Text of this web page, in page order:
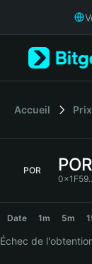
Русский
Italiano
Bahasa Indonesia
हिन्दी
Accueil
POR
Date 1m 5m
Échec de